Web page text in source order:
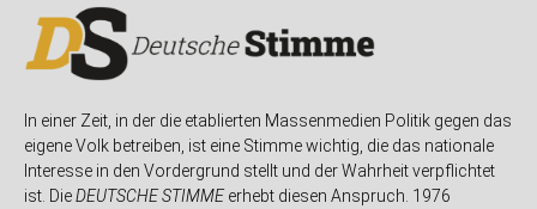
In einer Zeit, in der die etablierten Massenmedien Politik gegen das
eigene Volk betreiben, ist eine Stimme wichtig, die das nationale
Interesse in den Vordergrund stellt und der Wahrheit verpflichtet
ist. DieDEUTSCHE STIMMEerhebt diesen Anspruch. 1976